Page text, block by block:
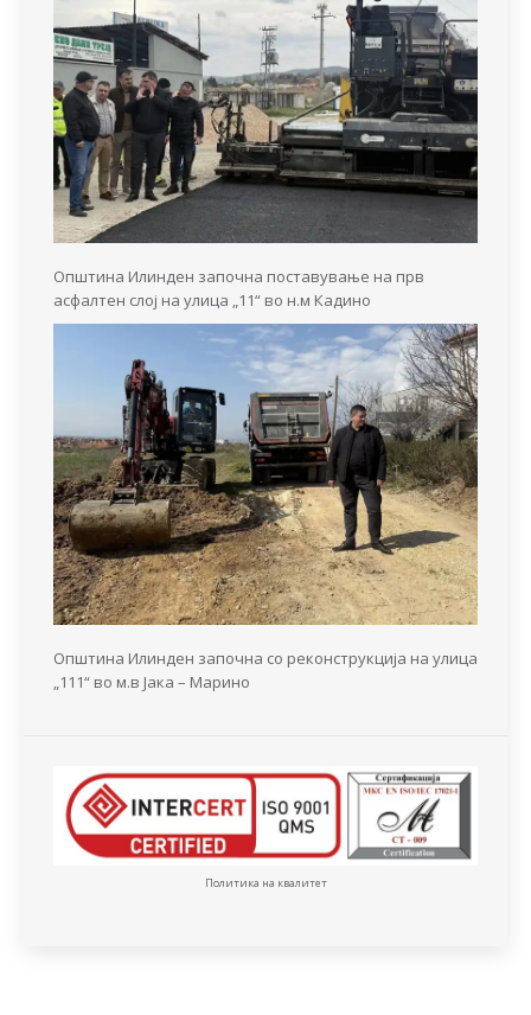
Општина Илинден започна поставување на прв
асфалтен слој на улица „11“ во н.м Кадино
Општина Илинден започна со реконструкција на улица
„111“ во м.в Јака – Марино
Политика на квалитет